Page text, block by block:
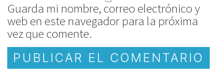
Guarda mi nombre, correo electrónico y
web en este navegador para la próxima
vez que comente.